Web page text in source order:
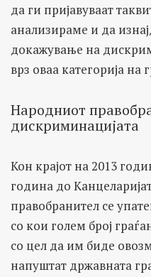
да ги пријавуваат
анализираме и да
докажување на
врз оваа категорија на
Народниот
дискриминацијата
Кон крајот на 2013
година до
правобранител се
со кои голем број
со цел да им биде
напуштат државната